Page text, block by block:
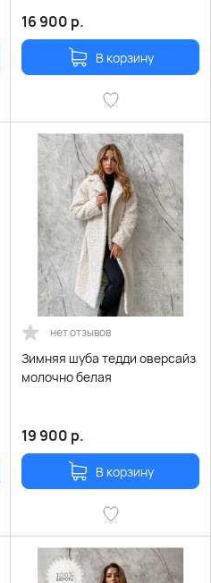
16 900 р.
В корзину
нет отзывов
Зимняя шуба тедди оверсайз
молочно белая
19 900 р.
В корзину